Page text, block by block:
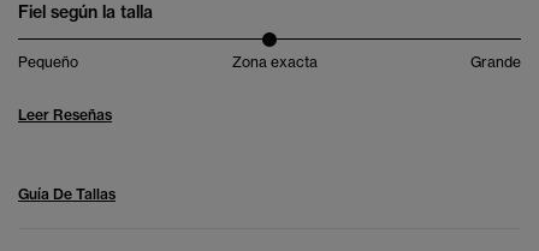
Fiel según la talla
Pequeño Zona exacta Grande
Leer Reseñas
Guía De Tallas